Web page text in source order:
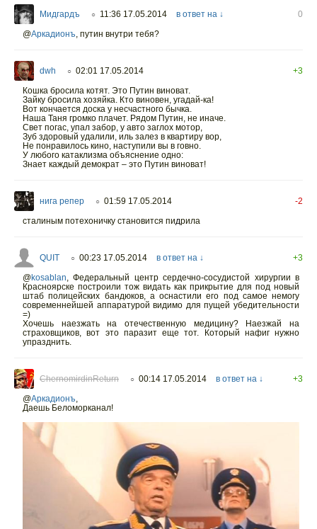
Мидгардъ ○ 11:36 17.05.2014 в ответ на ↓
0
@Аркадионъ, путин внутри тебя?
dwh ○ 02:01 17.05.2014
+3
Кошка бросила котят. Это Путин виноват.
Зайку бросила хозяйка. Кто виновен, угадай-ка!
Вот кончается доска у несчастного бычка.
Наша Таня громко плачет. Рядом Путин, не иначе.
Свет погас, упал забор, у авто заглох мотор,
Зуб здоровый удалили, иль залез в квартиру вор,
Не понравилось кино, наступили вы в говно.
У любого катаклизма объяснение одно:
Знает каждый демократ – это Путин виноват!
нига репер ○ 01:59 17.05.2014
-2
сталиным потехоничку становится пидрила
QUIT ○ 00:23 17.05.2014 в ответ на ↓
+3
@kosablan,Федеральный центр сердечно-сосудистой хирургии в
Красноярске построили тож видать как прикрытие для под новый
штаб полицейских бандюков, а оснастили его под самое немогу
современнейшей аппаратурой видимо для пущей убедительности
=)
Хочешь наезжать на отечественную медицину? Наезжай на
страховщиков, вот это паразит еще тот. Который нафиг нужно
упразднить.
ChernomirdinReturn ○ 00:14 17.05.2014 в ответ на ↓
+3
@Аркадионъ,
Даешь Беломорканал!